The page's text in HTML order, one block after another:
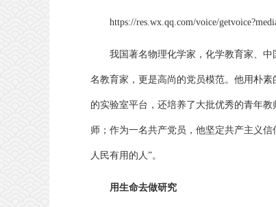
https://res.wx.qq.com/voice/
我国著名物理化学家，化学教育家、
名教育家，更是高尚的党员模范。他用朴
的实验室平台，还培养了大批优秀的青年
师；作为一名共产党员，他坚定共产主义
人民有用的人”。
用生命去做研究